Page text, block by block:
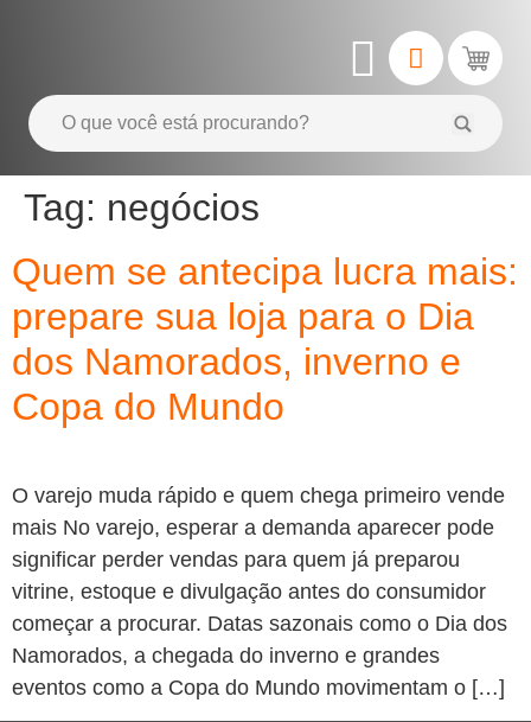
Tag: negócios
Quem se antecipa lucra mais:
prepare sua loja para o Dia
dos Namorados, inverno e
Copa do Mundo
O varejo muda rápido e quem chega primeiro vende
mais No varejo, esperar a demanda aparecer pode
significar perder vendas para quem já preparou
vitrine, estoque e divulgação antes do consumidor
começar a procurar. Datas sazonais como o Dia dos
Namorados, a chegada do inverno e grandes
eventos como a Copa do Mundo movimentam o […]